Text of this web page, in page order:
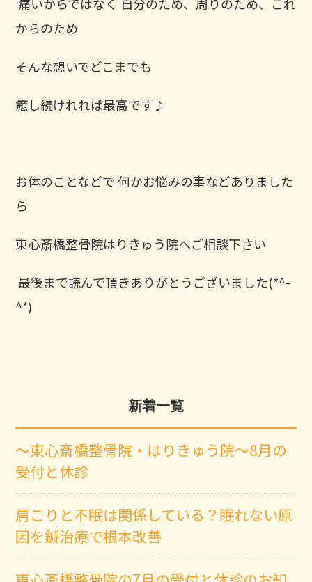
からのため
そんな想いでどこまでも
癒し続けれれば最高です♪
お体のことなどで 何かお悩みの事などありました
ら
東心斎橋整骨院はりきゅう院へご相談下さい
⁡ 最後まで読んで頂きありがとうございました(*^-
^*)
新着一覧
～東心斎橋整骨院・はりきゅう院～8月の
受付と休診
肩こりと不眠は関係している？眠れない原
因を鍼治療で根本改善